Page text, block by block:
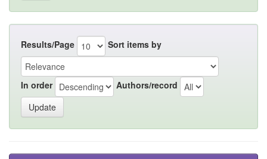
Results/Page Sort items by
In order Authors/record